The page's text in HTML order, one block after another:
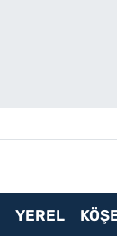
YEREL